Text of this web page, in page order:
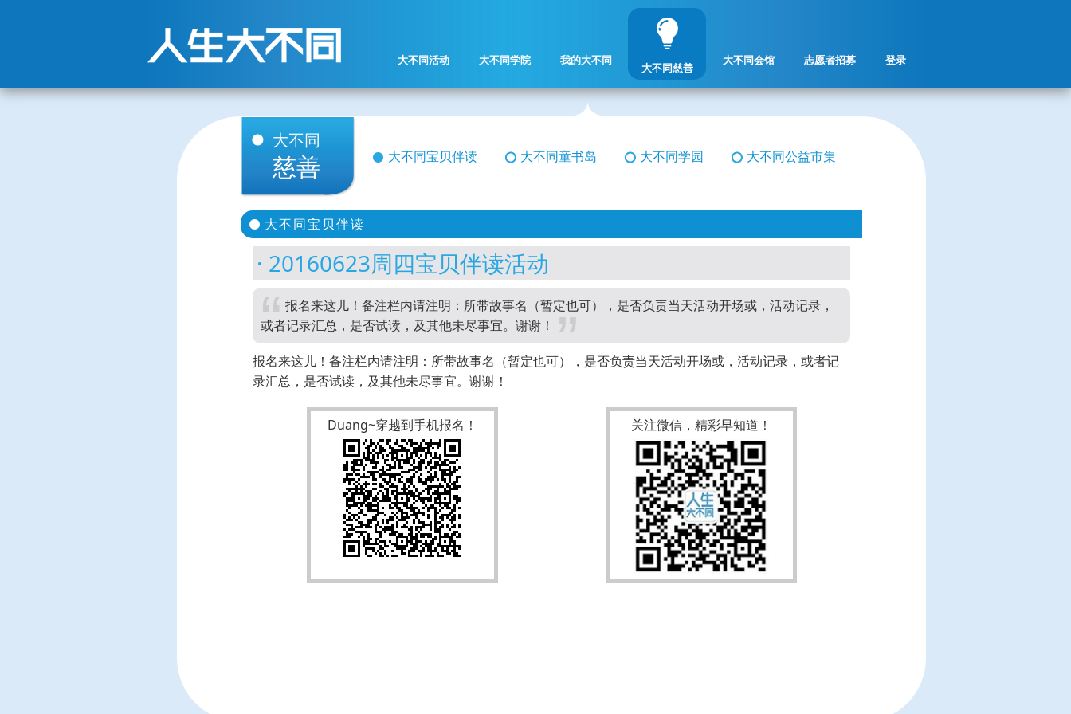
大不同活动 大不同学院 我的大不同
大不同慈善
大不同会馆 志愿者招募 登录
大不同
慈善 大不同宝贝伴读 大不同童书岛 大不同学园 大不同公益市集
大不同宝贝伴读
20160623周四宝贝伴读活动
报名来这儿！备注栏内请注明：所带故事名（暂定也可），是否负责当天活动开场或，活动记录，
或者记录汇总，是否试读，及其他未尽事宜。谢谢！
报名来这儿！备注栏内请注明：所带故事名（暂定也可），是否负责当天活动开场或，活动记录，或者记
录汇总，是否试读，及其他未尽事宜。谢谢！
Duang~穿越到手机报名！ 关注微信，精彩早知道！